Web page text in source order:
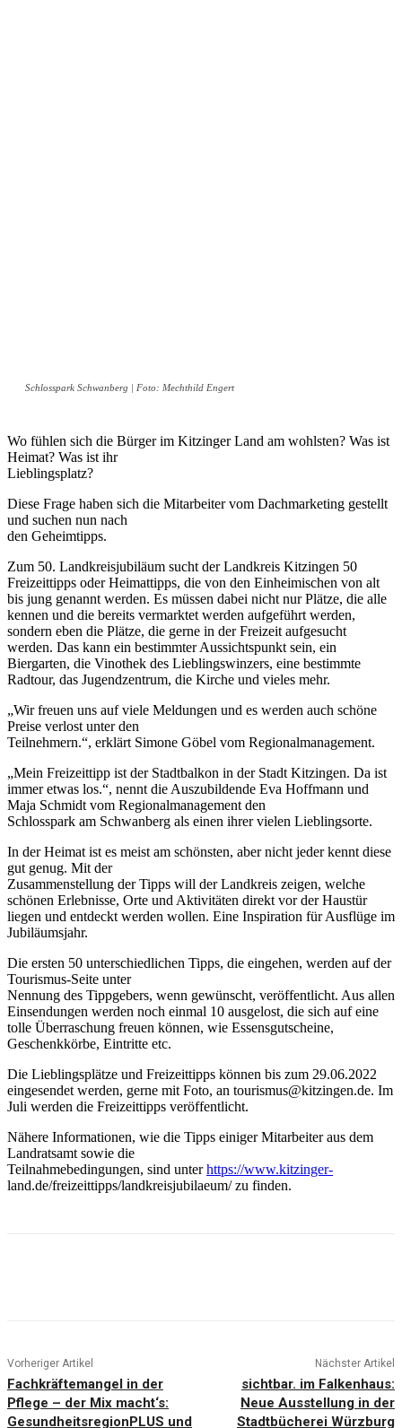
Schlosspark Schwanberg | Foto: Mechthild Engert
Wo fühlen sich die Bürger im Kitzinger Land am wohlsten? Was ist
Heimat? Was ist ihr
Lieblingsplatz?
Diese Frage haben sich die Mitarbeiter vom Dachmarketing gestellt
und suchen nun nach
den Geheimtipps.
Zum 50. Landkreisjubiläum sucht der Landkreis Kitzingen 50
Freizeittipps oder Heimattipps, die von den Einheimischen von alt
bis jung genannt werden. Es müssen dabei nicht nur Plätze, die alle
kennen und die bereits vermarktet werden aufgeführt werden,
sondern eben die Plätze, die gerne in der Freizeit aufgesucht
werden. Das kann ein bestimmter Aussichtspunkt sein, ein
Biergarten, die Vinothek des Lieblingswinzers, eine bestimmte
Radtour, das Jugendzentrum, die Kirche und vieles mehr.
„Wir freuen uns auf viele Meldungen und es werden auch schöne
Preise verlost unter den
Teilnehmern.“, erklärt Simone Göbel vom Regionalmanagement.
„Mein Freizeittipp ist der Stadtbalkon in der Stadt Kitzingen. Da ist
immer etwas los.“, nennt die Auszubildende Eva Hoffmann und
Maja Schmidt vom Regionalmanagement den
Schlosspark am Schwanberg als einen ihrer vielen Lieblingsorte.
In der Heimat ist es meist am schönsten, aber nicht jeder kennt diese
gut genug. Mit der
Zusammenstellung der Tipps will der Landkreis zeigen, welche
schönen Erlebnisse, Orte und Aktivitäten direkt vor der Haustür
liegen und entdeckt werden wollen. Eine Inspiration für Ausflüge im
Jubiläumsjahr.
Die ersten 50 unterschiedlichen Tipps, die eingehen, werden auf der
Tourismus-Seite unter
Nennung des Tippgebers, wenn gewünscht, veröffentlicht. Aus allen
Einsendungen werden noch einmal 10 ausgelost, die sich auf eine
tolle Überraschung freuen können, wie Essensgutscheine,
Geschenkkörbe, Eintritte etc.
Die Lieblingsplätze und Freizeittipps können bis zum 29.06.2022
eingesendet werden, gerne mit Foto, an tourismus@kitzingen.de. Im
Juli werden die Freizeittipps veröffentlicht.
Nähere Informationen, wie die Tipps einiger Mitarbeiter aus dem
Landratsamt sowie die
Teilnahmebedingungen, sind unterhttps://www.kitzinger-
land.de/freizeittipps/landkreisjubilaeum/ zu finden.
Vorheriger Artikel
Fachkräftemangel in der
Pflege – der Mix macht‘s:
GesundheitsregionPLUS und
Nächster Artikel
sichtbar. im Falkenhaus:
Neue Ausstellung in der
Stadtbücherei Würzburg